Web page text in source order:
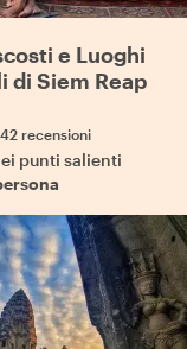
e Luoghi
di Siem Reap
recensioni
punti salienti